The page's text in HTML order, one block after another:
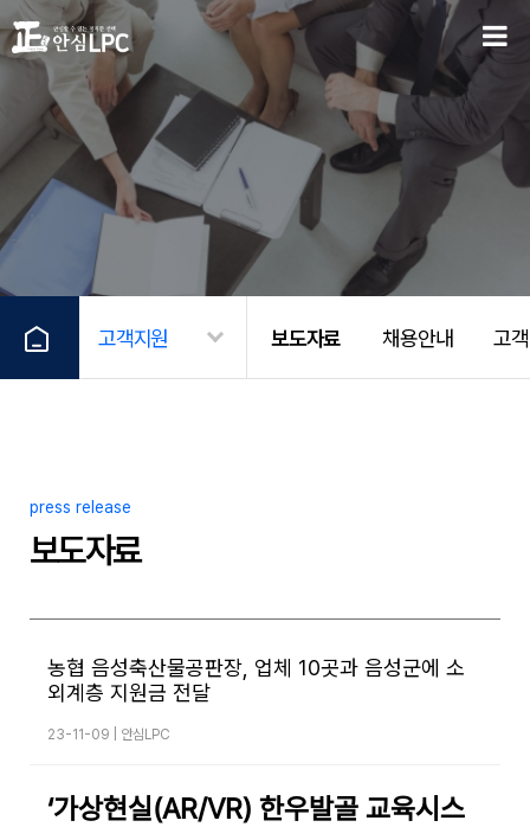
고객지원 보도자료 채용안내 고
press release
보도자료
농협 음성축산물공판장, 업체 10곳과 음성군에 소
외계층 지원금 전달
23-11-09 | 안심LPC
‘가상현실(AR/VR) 한우발골 교육시스